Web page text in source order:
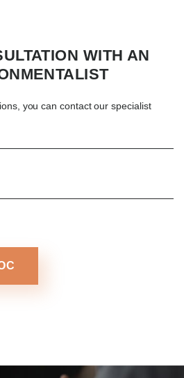
WITH AN
you can contact our specialist